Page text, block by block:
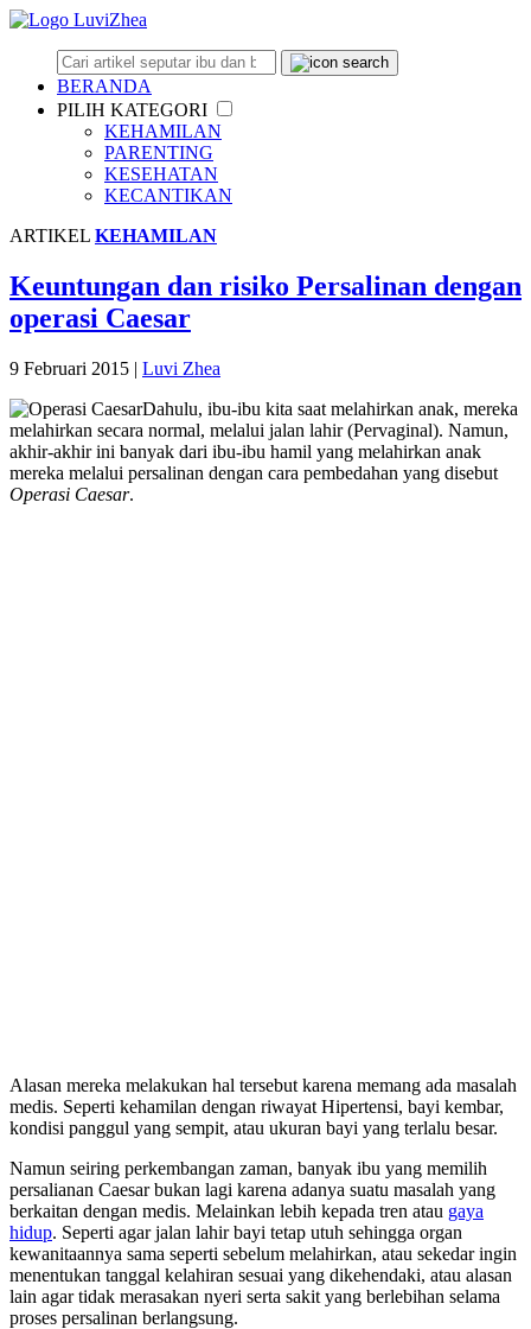
BERANDA
PILIH KATEGORI
KEHAMILAN
PARENTING
KESEHATAN
KECANTIKAN
ARTIKEL KEHAMILAN
Keuntungan dan risiko Persalinan dengan
operasi Caesar
9 Februari 2015 | Luvi Zhea
Dahulu, ibu-ibu kita saat melahirkan anak, mereka
melahirkan secara normal, melalui jalan lahir (Pervaginal). Namun,
akhir-akhir ini banyak dari ibu-ibu hamil yang melahirkan anak
mereka melalui persalinan dengan cara pembedahan yang disebut
Operasi Caesar.
Alasan mereka melakukan hal tersebut karena memang ada masalah
medis. Seperti kehamilan dengan riwayat Hipertensi, bayi kembar,
kondisi panggul yang sempit, atau ukuran bayi yang terlalu besar.
Namun seiring perkembangan zaman, banyak ibu yang memilih
persalianan Caesar bukan lagi karena adanya suatu masalah yang
berkaitan dengan medis. Melainkan lebih kepada tren atau gaya
hidup. Seperti agar jalan lahir bayi tetap utuh sehingga organ
kewanitaannya sama seperti sebelum melahirkan, atau sekedar ingin
menentukan tanggal kelahiran sesuai yang dikehendaki, atau alasan
lain agar tidak merasakan nyeri serta sakit yang berlebihan selama
proses persalinan berlangsung.